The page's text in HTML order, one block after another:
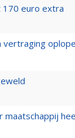
170 euro extra
vertraging
maatschappij